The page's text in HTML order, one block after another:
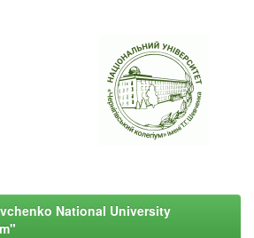
National University